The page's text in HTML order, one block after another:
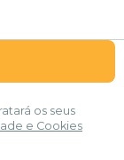
os seus
e Cookies